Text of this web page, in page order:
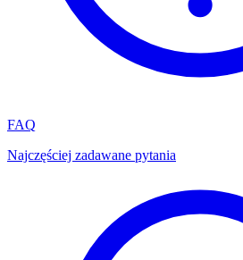
FAQ
Najczęściej zadawane pytania